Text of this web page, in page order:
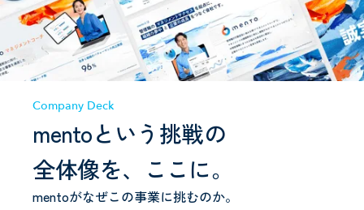
Company Deck
mentoという挑戦の
全体像を、ここに。
mentoがなぜこの事業に挑むのか。